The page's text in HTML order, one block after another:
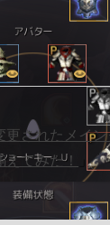
更されたメイ
てみた！
」